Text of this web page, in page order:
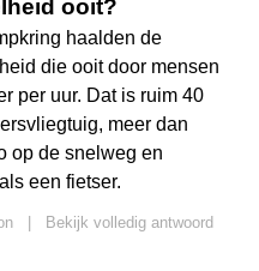
ooit?
haalden de
die ooit door mensen
per uur. Dat is ruim 40
meer dan
op de snelweg en
een fietser.
Bekijk volledig antwoord